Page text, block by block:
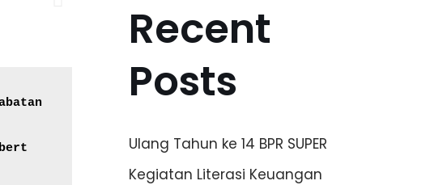
Recent
Posts
Ulang Tahun ke 14 BPR SUPER
Kegiatan Literasi Keuangan